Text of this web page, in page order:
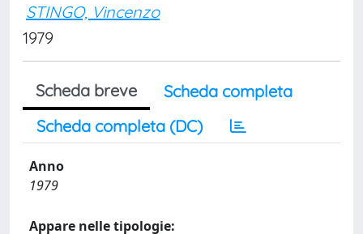
STINGO, Vincenzo
1979
Scheda breve
Scheda completa
Scheda completa (DC)
Anno
1979
Appare nelle tipologie: